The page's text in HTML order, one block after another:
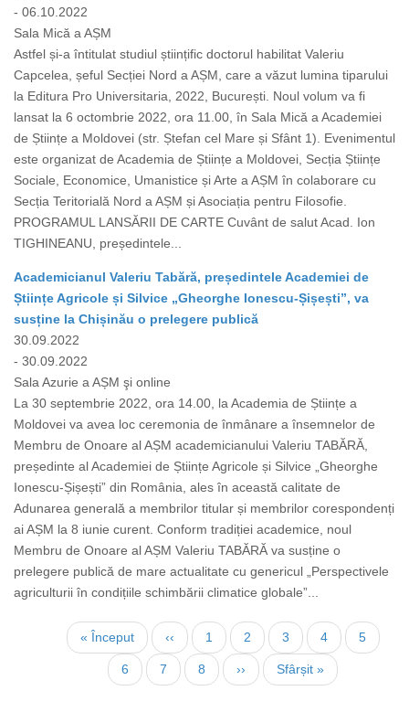
- 06.10.2022
Sala Mică a AȘM
Astfel și-a întitulat studiul științific doctorul habilitat Valeriu
Capcelea, șeful Secției Nord a AȘM, care a văzut lumina tiparului
la Editura Pro Universitaria, 2022, București. Noul volum va fi
lansat la 6 octombrie 2022, ora 11.00, în Sala Mică a Academiei
de Științe a Moldovei (str. Ștefan cel Mare și Sfânt 1). Evenimentul
este organizat de Academia de Științe a Moldovei, Secția Științe
Sociale, Economice, Umanistice și Arte a AȘM în colaborare cu
Secția Teritorială Nord a AȘM și Asociația pentru Filosofie.
PROGRAMUL LANSĂRII DE CARTE Cuvânt de salut Acad. Ion
TIGHINEANU, președintele...
Academicianul Valeriu Tabără, președintele Academiei de
Științe Agricole și Silvice „Gheorghe Ionescu-Șișești”, va
susține la Chișinău o prelegere publică
30.09.2022
- 30.09.2022
Sala Azurie a AȘM şi online
La 30 septembrie 2022, ora 14.00, la Academia de Științe a
Moldovei va avea loc ceremonia de înmânare a însemnelor de
Membru de Onoare al AȘM academicianului Valeriu TABĂRĂ,
președinte al Academiei de Științe Agricole și Silvice „Gheorghe
Ionescu-Șișești” din România, ales în această calitate de
Adunarea generală a membrilor titular și membrilor corespondenți
ai AȘM la 8 iunie curent. Conform tradiției academice, noul
Membru de Onoare al AȘM Valeriu TABĂRĂ va susține o
prelegere publică de mare actualitate cu genericul „Perspectivele
agriculturii în condițiile schimbării climatice globale”...
Нумерация
страниц
Первая
страница
« Început ←
‹‹ Страница
1 Страница
2 Страница
3
Текущая
страница
4 5
Страница
6 Страница
7 Страница
8
Следующая
страница
››
Последняя
страница
Sfârșit »